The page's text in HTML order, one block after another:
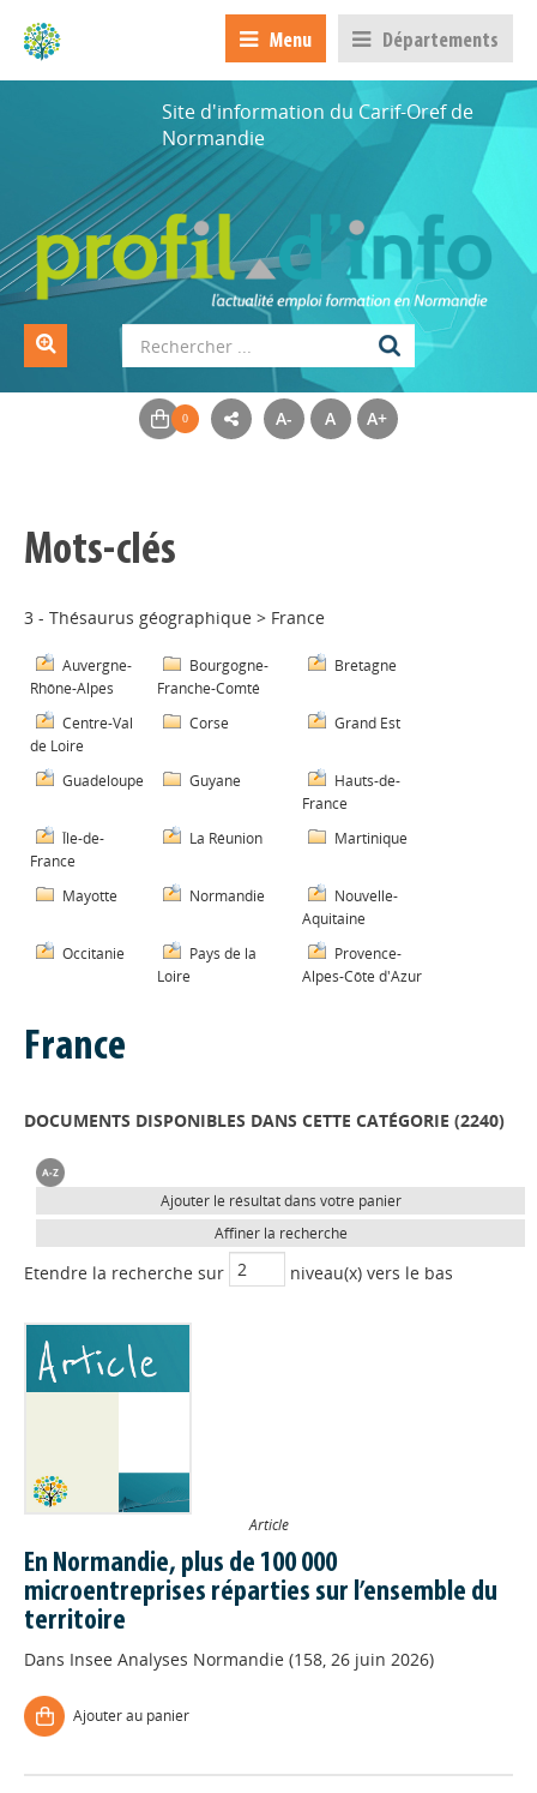
Menu Départements
Site d'information du Carif-Oref de
Normandie
A- A A+
Mots-clés
3 - Thésaurus géographique > France
Auvergne-
Rhône-Alpes
Bourgogne-
Franche-Comté
Bretagne
Centre-Val
de Loire
Corse Grand Est
Guadeloupe Guyane
Hauts-de-
France
Île-de-
France
La Réunion Martinique
Mayotte Normandie
Nouvelle-
Aquitaine
Occitanie
Pays de la
Loire
Provence-
Alpes-Côte d'Azur
France
DOCUMENTS DISPONIBLES DANS CETTE CATÉGORIE (2240)
Ajouter le résultat dans votre panier
Affiner la recherche
Etendre la recherche sur niveau(x) vers le bas
Article
En Normandie, plus de 100 000
microentreprises réparties sur l’ensemble du
territoire
Dans Insee Analyses Normandie (158, 26 juin 2026)
Ajouter au panier